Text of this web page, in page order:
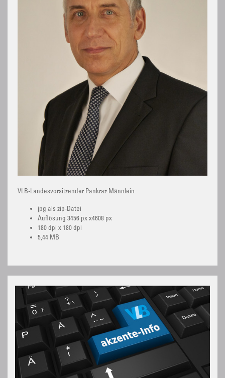
VLB-Landesvorsitzender Pankraz Männlein
jpg als zip-Datei
Auflösung 3456 px x4608 px
180 dpi x 180 dpi
5,44 MB